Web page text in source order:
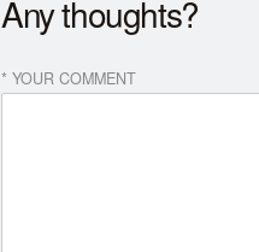
Any thoughts?
* YOUR COMMENT